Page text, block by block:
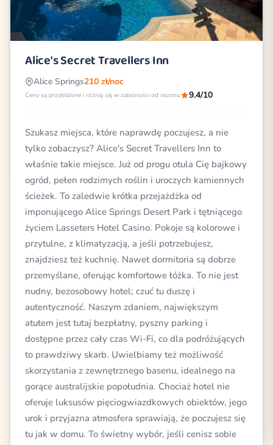
Alice's Secret Travellers Inn
Alice Springs210 zł/noc
Ceny są przybliżone i różnią się w zależności od sezonu 9.4/10
Szukasz miejsca, które naprawdę poczujesz, a nie
tylko zobaczysz? Alice's Secret Travellers Inn to
właśnie takie miejsce. Już od progu otula Cię bajkowy
ogród, pełen rodzimych roślin i uroczych kamiennych
ścieżek. To zaledwie krótka przejażdżka od
imponującego Alice Springs Desert Park i tętniącego
życiem Lasseters Hotel Casino. Pokoje są kolorowe i
przytulne, z klimatyzacją, a jeśli potrzebujesz,
znajdziesz też kuchnię. Nawet dormitoria są dobrze
przemyślane, oferując komfortowe łóżka. To nie jest
nudny, bezosobowy hotel; czuć tu duszę i
autentyczność. Naszym zdaniem, największym
atutem jest tutaj bezpłatny, pyszny parking i
dostępne przez cały czas Wi-Fi, co dla podróżujących
to prawdziwy skarb. Uwielbiamy też możliwość
skorzystania z zewnętrznego basenu, idealnego na
gorące australijskie popołudnia. Chociaż hotel nie
oferuje luksusów pięciogwiazdkowych obiektów, jego
urok i przyjazna atmosfera sprawiają, że poczujesz się
tu jak w domu. To świetny wybór, jeśli cenisz sobie